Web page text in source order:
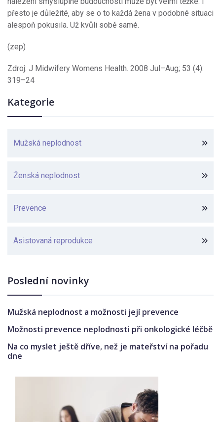
přesto je důležité, aby se o to každá žena v podobné situaci
alespoň pokusila. Už kvůli sobě samé.
(zep)
Zdroj: J Midwifery Womens Health. 2008 Jul–Aug; 53 (4):
319–24
Kategorie
Mužská neplodnost
Ženská neplodnost
Prevence
Asistovaná reprodukce
Poslední novinky
Mužská neplodnost a možnosti její prevence
Možnosti prevence neplodnosti při onkologické léčbě
Na co myslet ještě dříve, než je mateřství na pořadu
dne